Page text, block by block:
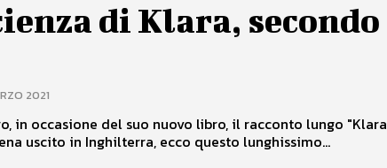
di Klara, secondo
2021
in occasione del suo nuovo libro, il racconto lungo "Klara
uscito in Inghilterra, ecco questo lunghissimo...